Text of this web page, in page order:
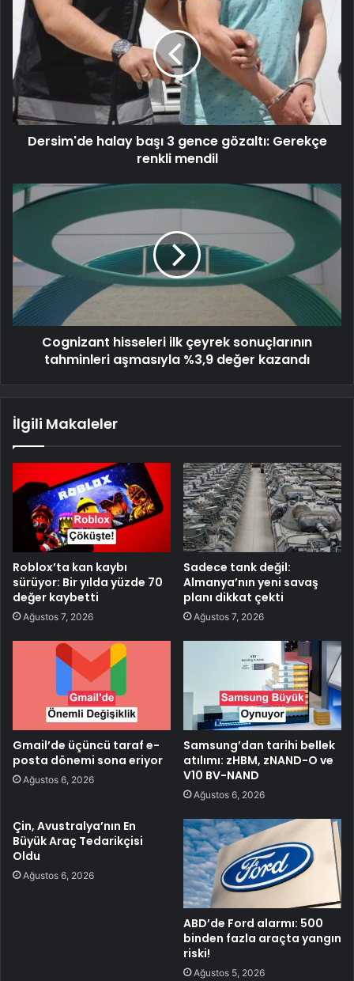
Dersim'de halay başı 3 gence gözaltı: Gerekçe
renkli mendil
Cognizant hisseleri ilk çeyrek sonuçlarının
tahminleri aşmasıyla %3,9 değer kazandı
İlgili Makaleler
Roblox’ta kan kaybı
sürüyor: Bir yılda yüzde 70
değer kaybetti
Ağustos 7, 2026
Sadece tank değil:
Almanya’nın yeni savaş
planı dikkat çekti
Ağustos 7, 2026
Gmail’de üçüncü taraf e-
posta dönemi sona eriyor
Ağustos 6, 2026
Samsung’dan tarihi bellek
atılımı: zHBM, zNAND-O ve
V10 BV-NAND
Ağustos 6, 2026
Çin, Avustralya’nın En
Büyük Araç Tedarikçisi
Oldu
Ağustos 6, 2026
ABD’de Ford alarmı: 500
binden fazla araçta yangın
riski!
Ağustos 5, 2026